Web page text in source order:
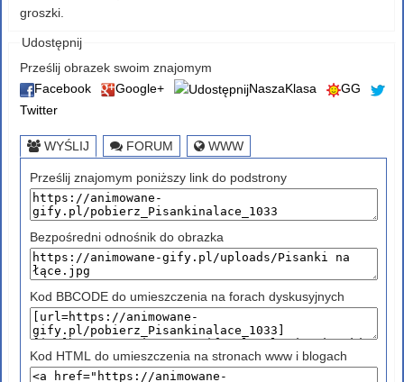
groszki.
Udostępnij
Prześlij obrazek swoim znajomym
Facebook
Google+ NaszaKlasa
GG
Twitter
WYŚLIJ FORUM WWW
Prześlij znajomym poniższy link do podstrony
Bezpośredni odnośnik do obrazka
Kod BBCODE do umieszczenia na forach dyskusyjnych
Kod HTML do umieszczenia na stronach www i blogach